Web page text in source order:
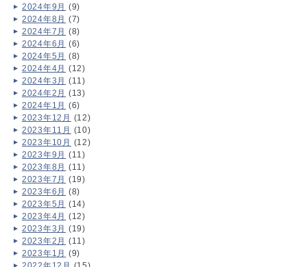
2024年9月 (9)
2024年8月 (7)
2024年7月 (8)
2024年6月 (6)
2024年5月 (8)
2024年4月 (12)
2024年3月 (11)
2024年2月 (13)
2024年1月 (6)
2023年12月 (12)
2023年11月 (10)
2023年10月 (12)
2023年9月 (11)
2023年8月 (11)
2023年7月 (19)
2023年6月 (8)
2023年5月 (14)
2023年4月 (12)
2023年3月 (19)
2023年2月 (11)
2023年1月 (9)